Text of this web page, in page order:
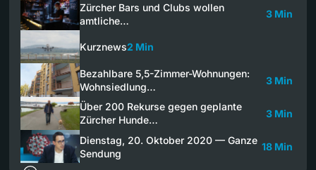
Zürcher Bars und Clubs wollen
amtliche…
3 Min
Kurznews2 Min
Bezahlbare 5,5-Zimmer-Wohnungen:
Wohnsiedlung…
3 Min
Über 200 Rekurse gegen geplante
Zürcher Hunde…
3 Min
Dienstag, 20. Oktober 2020 — Ganze
Sendung
18 Min